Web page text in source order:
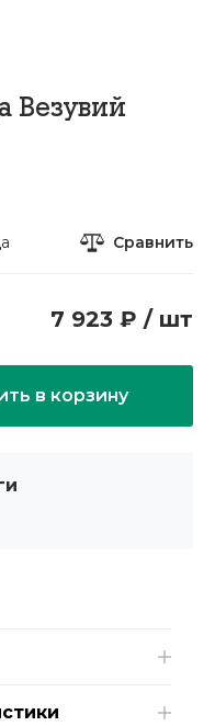
Везувий
Сравнить
7 923 ₽ / шт
в корзину